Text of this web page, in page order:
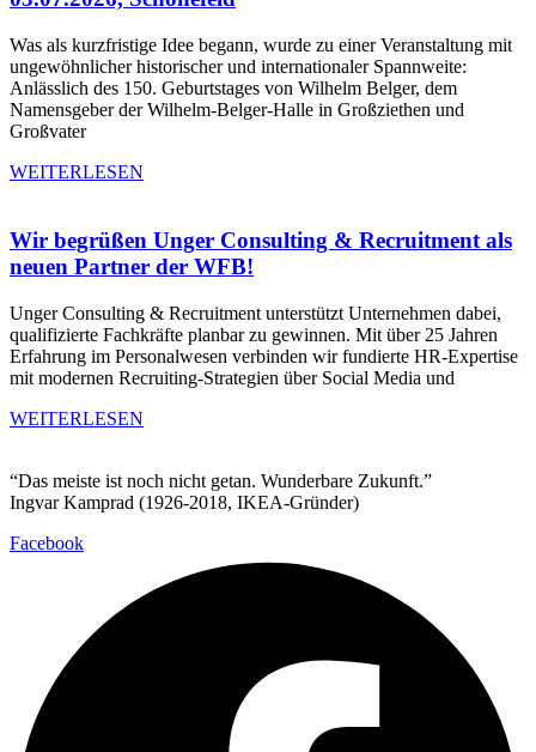
Was als kurzfristige Idee begann, wurde zu einer Veranstaltung mit
ungewöhnlicher historischer und internationaler Spannweite:
Anlässlich des 150. Geburtstages von Wilhelm Belger, dem
Namensgeber der Wilhelm-Belger-Halle in Großziethen und
Großvater
WEITERLESEN
Wir begrüßen Unger Consulting & Recruitment als
neuen Partner der WFB!
Unger Consulting & Recruitment unterstützt Unternehmen dabei,
qualifizierte Fachkräfte planbar zu gewinnen. Mit über 25 Jahren
Erfahrung im Personalwesen verbinden wir fundierte HR-Expertise
mit modernen Recruiting-Strategien über Social Media und
WEITERLESEN
“Das meiste ist noch nicht getan. Wunderbare Zukunft.”
Ingvar Kamprad (1926-2018, IKEA-Gründer)
Facebook